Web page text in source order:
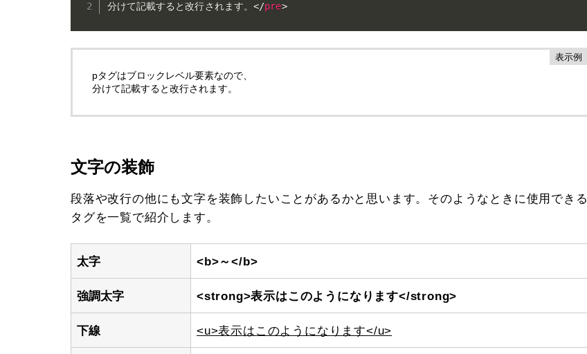
分けて記載すると改行されます。 </pre>
pタグはブロックレベル要素なので、
文字の装飾
段落や改行の他にも文字を装飾したいことがあるかと思います。そのようなときに使用できる
タグを一覧で紹介します。
太字 <b>～</b>
強調太字 <strong>表示はこのようになります</strong>
下線 <u>表示はこのようになります</u>